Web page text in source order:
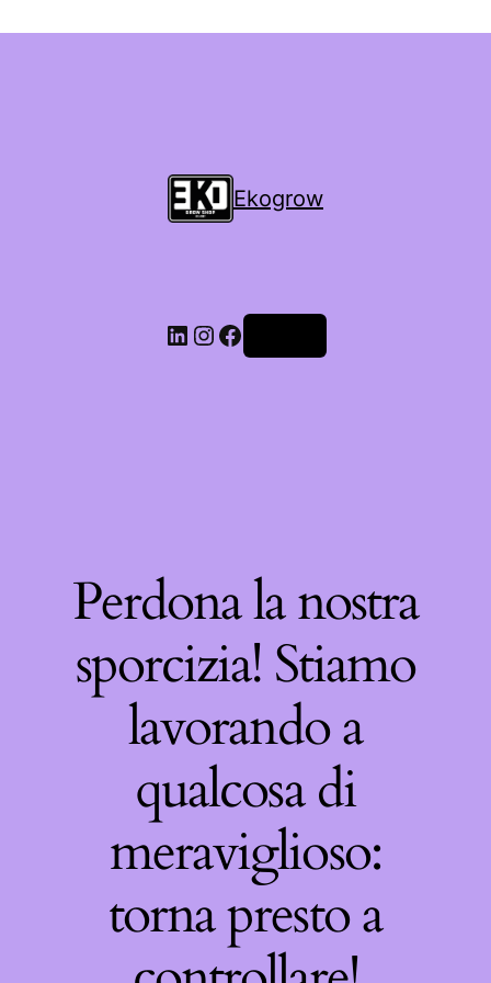
Ekogrow
Perdona la nostra
sporcizia! Stiamo
lavorando a
qualcosa di
meraviglioso:
torna presto a